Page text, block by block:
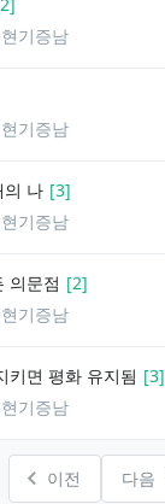
기증남
기증남
의 나 [3]
기증남
의문점 [2]
기증남
키면 평화 유지됨 [3]
기증남
이전 다음